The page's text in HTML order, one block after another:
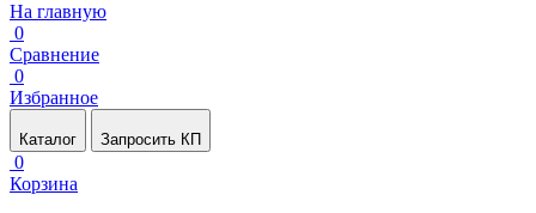
На главную
0
Сравнение
0
Избранное
Каталог Запросить КП
0
Корзина